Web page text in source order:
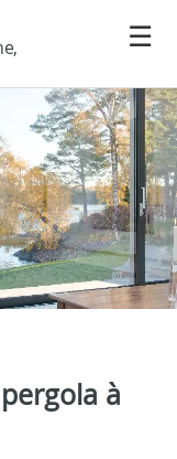
à